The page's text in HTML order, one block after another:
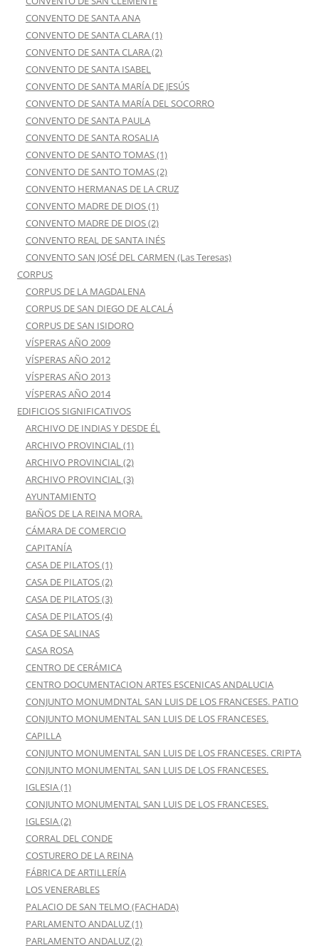
CONVENTO DE SANTA ANA
CONVENTO DE SANTA CLARA (1)
CONVENTO DE SANTA CLARA (2)
CONVENTO DE SANTA ISABEL
CONVENTO DE SANTA MARÍA DE JESÚS
CONVENTO DE SANTA MARÍA DEL SOCORRO
CONVENTO DE SANTA PAULA
CONVENTO DE SANTA ROSALIA
CONVENTO DE SANTO TOMAS (1)
CONVENTO DE SANTO TOMAS (2)
CONVENTO HERMANAS DE LA CRUZ
CONVENTO MADRE DE DIOS (1)
CONVENTO MADRE DE DIOS (2)
CONVENTO REAL DE SANTA INÉS
CONVENTO SAN JOSÉ DEL CARMEN (Las Teresas)
CORPUS
CORPUS DE LA MAGDALENA
CORPUS DE SAN DIEGO DE ALCALÁ
CORPUS DE SAN ISIDORO
VÍSPERAS AÑO 2009
VÍSPERAS AÑO 2012
VÍSPERAS AÑO 2013
VÍSPERAS AÑO 2014
EDIFICIOS SIGNIFICATIVOS
ARCHIVO DE INDIAS Y DESDE ÉL
ARCHIVO PROVINCIAL (1)
ARCHIVO PROVINCIAL (2)
ARCHIVO PROVINCIAL (3)
AYUNTAMIENTO
BAÑOS DE LA REINA MORA.
CÁMARA DE COMERCIO
CAPITANÍA
CASA DE PILATOS (1)
CASA DE PILATOS (2)
CASA DE PILATOS (3)
CASA DE PILATOS (4)
CASA DE SALINAS
CASA ROSA
CENTRO DE CERÁMICA
CENTRO DOCUMENTACION ARTES ESCENICAS ANDALUCIA
CONJUNTO MONUMDNTAL SAN LUIS DE LOS FRANCESES. PATIO
CONJUNTO MONUMENTAL SAN LUIS DE LOS FRANCESES.
CAPILLA
CONJUNTO MONUMENTAL SAN LUIS DE LOS FRANCESES. CRIPTA
CONJUNTO MONUMENTAL SAN LUIS DE LOS FRANCESES.
IGLESIA (1)
CONJUNTO MONUMENTAL SAN LUIS DE LOS FRANCESES.
IGLESIA (2)
CORRAL DEL CONDE
COSTURERO DE LA REINA
FÁBRICA DE ARTILLERÍA
LOS VENERABLES
PALACIO DE SAN TELMO (FACHADA)
PARLAMENTO ANDALUZ (1)
PARLAMENTO ANDALUZ (2)